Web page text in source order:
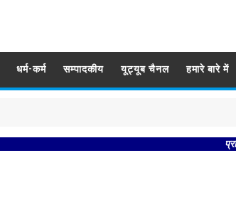
धर्म-कर्म सम्पादकीय यूट्यूब चैनल हमारे बारे में
प्रबिसि